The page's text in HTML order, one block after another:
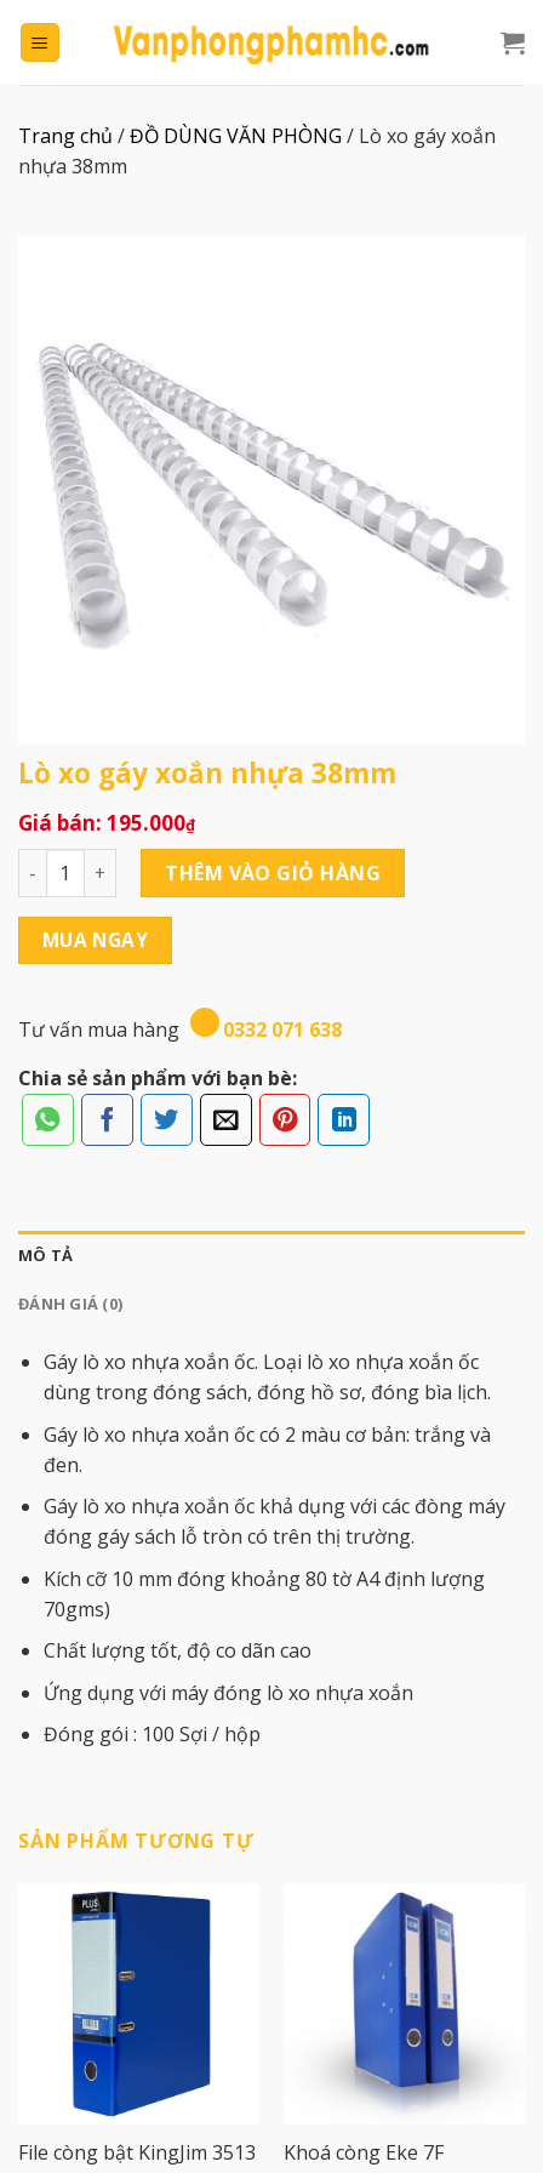
đến
Trang chủ /ĐỒ DÙNG VĂN PHÒNG / Lò xo gáy xoắn
nhựa 38mm
Lò xo gáy xoắn nhựa 38mm
195.000₫
Lò xo gáy xoắn nhựa 38mm số lượng
THÊM VÀO GIỎ HÀNG
MUA NGAY
Tư vấn mua hàng
0332 071 638
Chia sẻ sản phẩm với bạn bè:
MÔ TẢ
ĐÁNH GIÁ (0)
Gáy lò xo nhựa xoắn ốc. Loại lò xo nhựa xoắn ốc
dùng trong đóng sách, đóng hồ sơ, đóng bìa lịch.
Gáy lò xo nhựa xoắn ốc có 2 màu cơ bản: trắng và
đen.
Gáy lò xo nhựa xoắn ốc khả dụng với các đòng máy
đóng gáy sách lỗ tròn có trên thị trường.
Kích cỡ 10 mm đóng khoảng 80 tờ A4 định lượng
70gms)
Chất lượng tốt, độ co dãn cao
Ứng dụng với máy đóng lò xo nhựa xoắn
Đóng gói : 100 Sợi / hộp
SẢN PHẨM TƯƠNG TỰ
File còng bật KingJim 3513
Khoá còng Eke 7F